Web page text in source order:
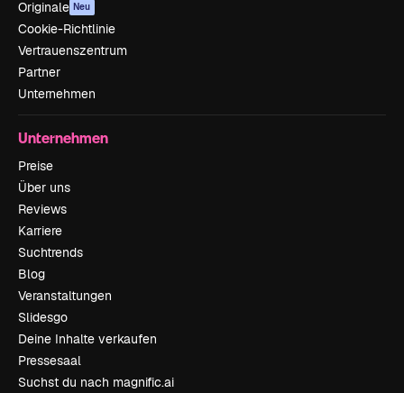
Originale Neu
Cookie-Richtlinie
Vertrauenszentrum
Partner
Unternehmen
Unternehmen
Preise
Über uns
Reviews
Karriere
Suchtrends
Blog
Veranstaltungen
Slidesgo
Deine Inhalte verkaufen
Pressesaal
Suchst du nach magnific.ai